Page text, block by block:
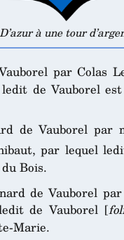
D’azur à une tour
par Colas
de Vauborel
de Vauborel par
par lequel
Bois.
de Vauborel
de Vauborel [
Marie.